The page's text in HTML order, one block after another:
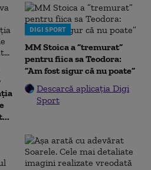
DIGI SPORT
MM Stoica a ”tremurat”
pentru fiica sa Teodora:
”Am fost sigur că nu poate”
Descarcă aplicația Digi
Sport